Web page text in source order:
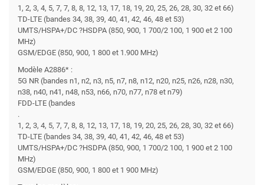
1, 2, 3, 4, 5, 7, 7, 8, 8, 12, 13, 17, 18, 19, 20, 25, 26, 28, 30, 32 et 66)
TD-LTE (bandes 34, 38, 39, 40, 41, 42, 46, 48 et 53)
UMTS/HSPA+/DC ?HSDPA (850, 900, 1 700/2 100, 1 900 et 2 100
MHz)
GSM/EDGE (850, 900, 1 800 et 1.900 MHz)
Modèle A2886* :
5G NR (bandes n1, n2, n3, n5, n7, n8, n12, n20, n25, n26, n28, n30,
n38, n40, n41, n48, n53, n66, n70, n77, n78 et n79)
FDD-LTE (bandes
.
1, 2, 3, 4, 5, 7, 7, 8, 8, 12, 13, 17, 18, 19, 20, 25, 26, 28, 30, 32 et 66)
TD-LTE (bandes 34, 38, 39, 40, 41, 42, 46, 48 et 53)
UMTS/HSPA+/DC ?HSDPA (850, 900, 1 700/2 100, 1 900 et 2 100
MHz)
GSM/EDGE (850, 900, 1 800 et 1 900 MHz)